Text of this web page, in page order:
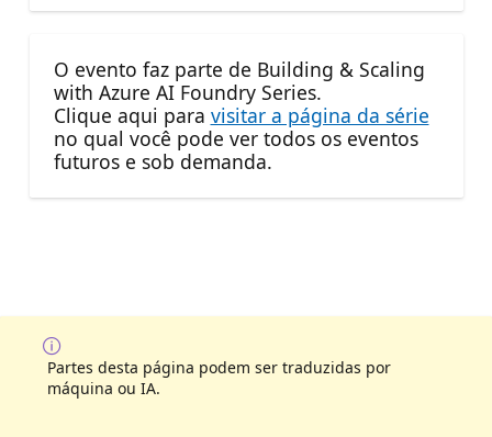
O evento faz parte de Building & Scaling
with Azure AI Foundry Series.
Clique aqui para visitar a página da série
no qual você pode ver todos os eventos
futuros e sob demanda.
Partes desta página podem ser traduzidas por
máquina ou IA.